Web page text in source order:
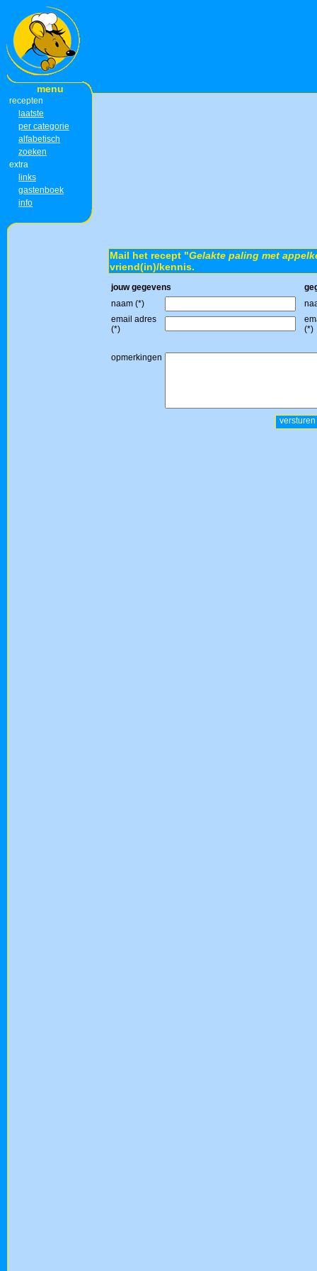
menu
recepten
laatste
per categorie
alfabetisch
zoeken
extra
links
gastenboek
info
Mail het recept "Gelakte paling met
vriend(in)/kennis.
jouw gegevens
naam (*)
email adres
(*)
(*)
opmerkingen